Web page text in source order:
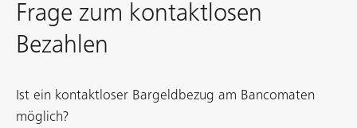
Frage zum kontaktlosen
Bezahlen
Ist ein kontaktloser Bargeldbezug am Bancomaten
möglich?